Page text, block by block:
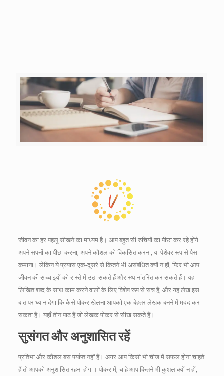
जीवन का हर पहलू सीखने का माध्यम है। आप बहुत सी रुचियों का पीछा कर रहे होंगे –
अपने सपनों का पीछा करना, अपने कौशल को विकसित करना, या पेशेवर रूप से पैसा
कमाना। लेकिन ये प्रयास एक-दूसरे से कितने भी असंबंधित क्यों न हों, फिर भी आप
जीवन की सच्चाइयों को रास्ते में उठा सकते हैं और स्थानांतरित कर सकते हैं। यह
लिखित शब्द के साथ काम करने वालों के लिए विशेष रूप से सच है, और यह लेख इस
बात पर ध्यान देगा कि कैसे पोकर खेलना आपको एक बेहतर लेखक बनने में मदद कर
सकता है। यहाँ तीन पाठ हैं जो लेखक पोकर से सीख सकते हैं।
सुसंगत और अनुशासित रहें
प्रतिभा और कौशल बस पर्याप्त नहीं हैं। अगर आप किसी भी चीज में सफल होना चाहते
हैं तो आपको अनुशासित रहना होगा। पोकर में, चाहे आप कितने भी कुशल क्यों न हों,